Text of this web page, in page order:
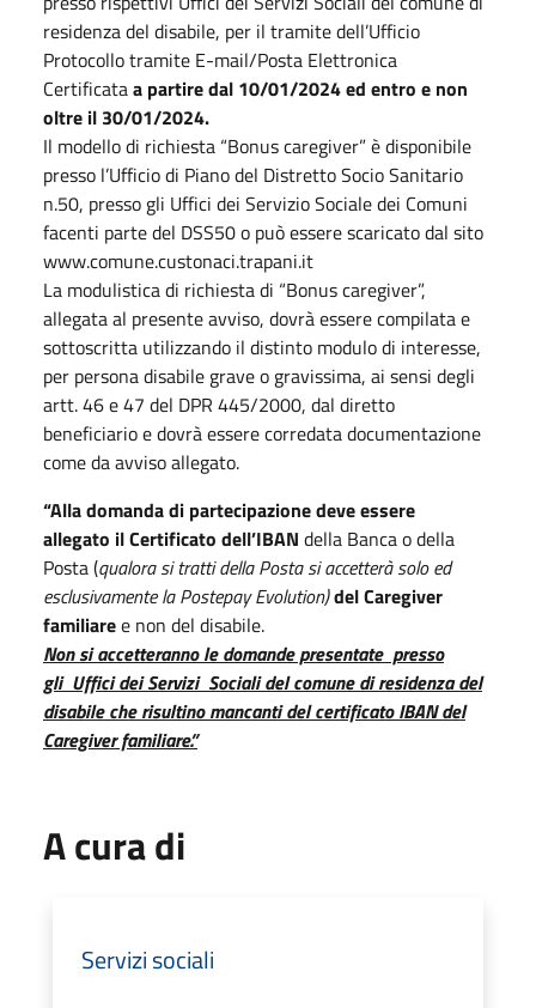
residenza del disabile, per il tramite dell’Ufficio
Protocollo tramite E-mail/Posta Elettronica
Certificataa partire dal 10/01/2024 ed entro e non
oltre il 30/01/2024.
Il modello di richiesta “Bonus caregiver” è disponibile
presso l’Ufficio di Piano del Distretto Socio Sanitario
n.50, presso gli Uffici dei Servizio Sociale dei Comuni
facenti parte del DSS50 o può essere scaricato dal sito
www.comune.custonaci.trapani.it
La modulistica di richiesta di “Bonus caregiver”,
allegata al presente avviso, dovrà essere compilata e
sottoscritta utilizzando il distinto modulo di interesse,
per persona disabile grave o gravissima, ai sensi degli
artt. 46 e 47 del DPR 445/2000, dal diretto
beneficiario e dovrà essere corredata documentazione
come da avviso allegato.
“Alla domanda di partecipazione deve essere
allegato ilCertificato dell’IBAN della Banca o della
Posta (qualora si tratti della Posta si accetterà solo ed
esclusivamente la Postepay Evolution)del Caregiver
familiaree non del disabile.
Non si accetteranno le domande presentate presso
gli Uffici dei Servizi Sociali del comune di residenza del
disabile che risultino mancanti del certificato IBAN del
Caregiver familiare.”
A cura di
Servizi sociali